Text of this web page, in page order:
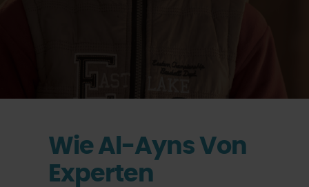
Wie Al-Ayns Von
Experten